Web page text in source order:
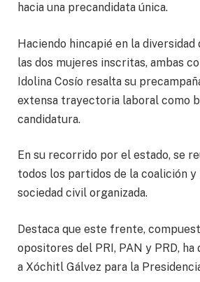
hacia una precandidata única.
Haciendo hincapié en la
las dos mujeres inscritas, ambas
Idolina Cosío resalta su
extensa trayectoria laboral como
candidatura.
En su recorrido por el estado, se
todos los partidos de la coalición
sociedad civil organizada.
Destaca que este frente,
opositores del PRI, PAN y PRD,
a Xóchitl Gálvez para la